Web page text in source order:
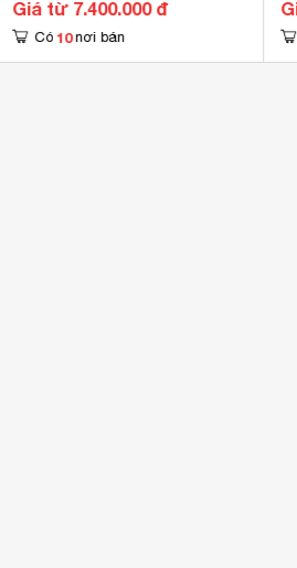
Giá từ 7.400.000 đ
Có 10 nơi bán